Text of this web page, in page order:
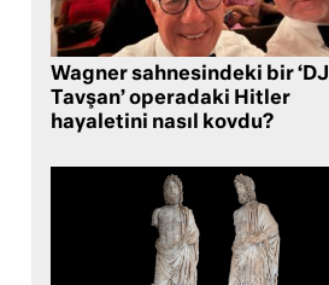
Wagner sahnesindeki bir ‘DJ
Tavşan’ operadaki Hitler
hayaletini nasıl kovdu?